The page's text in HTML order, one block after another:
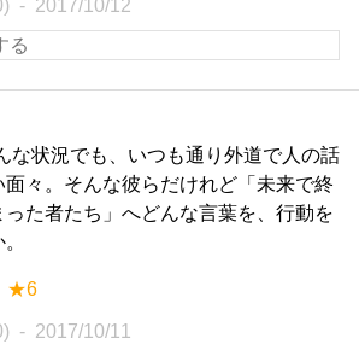
2017/10/12
な状況でも、いつも通り外道で人の話
面々。そんな彼らだけれど「未来で終
った者たち」へどんな言葉を、行動を
★6
2017/10/11